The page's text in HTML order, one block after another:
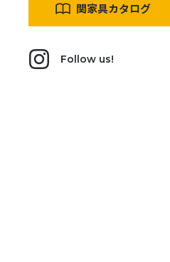
関家具カタログ
Follow us!